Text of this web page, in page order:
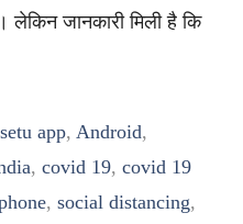
लेकिन जानकारी मिली है कि
app, Android,
, covid 19, covid 19
, social distancing,